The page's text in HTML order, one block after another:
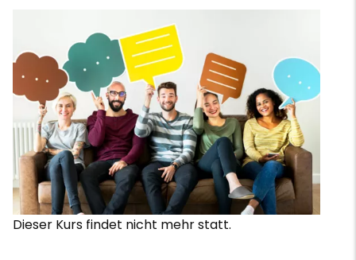
Dieser Kurs findet nicht mehr statt.